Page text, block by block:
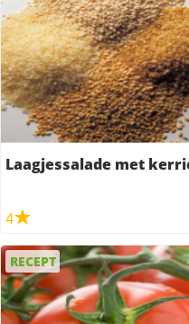
Laagjessalade met
4
RECEPT